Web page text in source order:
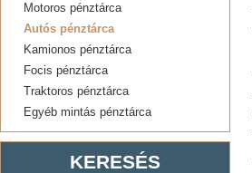
Motoros pénztárca
Autós pénztárca
Kamionos pénztárca
Focis pénztárca
Traktoros pénztárca
Egyéb mintás pénztárca
KERESÉS